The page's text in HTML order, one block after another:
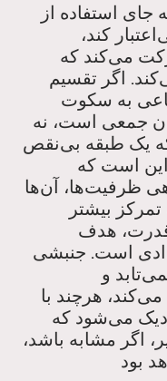
جای استفاده از
کند،
می‌کند که
اگر تقسیم
به سکوت
جمعی است، نه
یک طبقه بی‌نقص
است که
ظرفیت‌ها، آن‌ها
بیشتر
هدف
است. جنبشی
و
هرچند با
می‌شود که
اگر مشابه باشد،